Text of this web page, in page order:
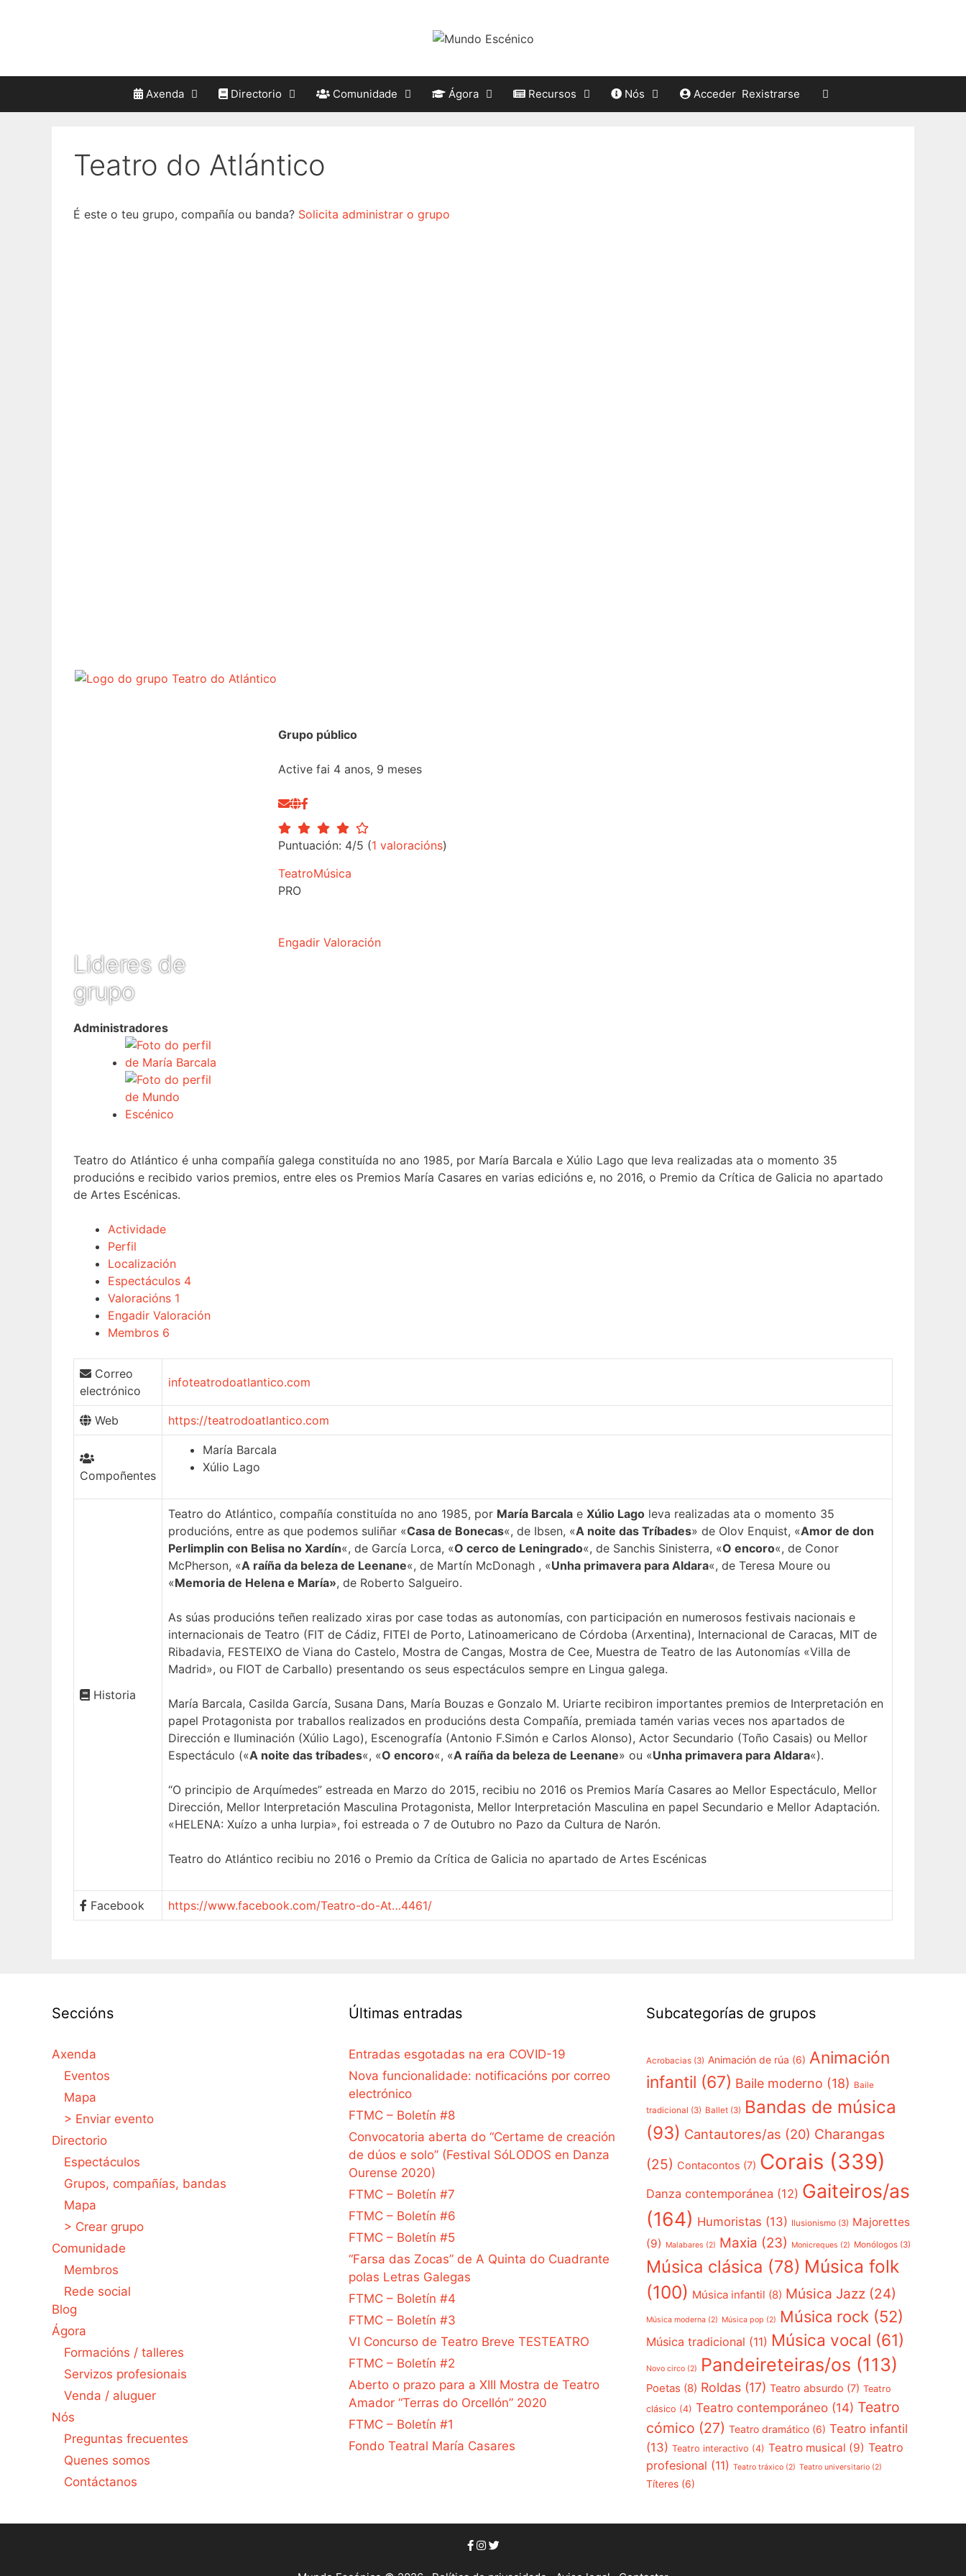
Axenda Directorio Comunidade Ágora Recursos Nós Acceder Rexistrarse
Teatro do Atlántico
É este o teu grupo, compañía ou banda? Solicita administrar o grupo
Grupo público
Active fai 4 anos, 9 meses
Puntuación: 4/5 (1 valoracións)
TeatroMúsica
PRO
Engadir Valoración
Lideres de
grupo
Administradores
Teatro do Atlántico é unha compañía galega constituída no ano 1985, por María Barcala e Xúlio Lago que leva realizadas ata o momento 35
producións e recibido varios premios, entre eles os Premios María Casares en varias edicións e, no 2016, o Premio da Crítica de Galicia no apartado
de Artes Escénicas.
Actividade
Perfil
Localización
Espectáculos 4
Valoracións 1
Engadir Valoración
Membros 6
Correo
electrónico
infoteatrodoatlantico.com
Web https://teatrodoatlantico.com
Compoñentes
María Barcala
Xúlio Lago
Historia
Teatro do Atlántico, compañía constituída no ano 1985, por María Barcala e Xúlio Lago leva realizadas ata o momento 35
producións, entre as que podemos suliñar «Casa de Bonecas«, de Ibsen, «A noite das Tríbades» de Olov Enquist, «Amor de don
Perlimplin con Belisa no Xardín«, de García Lorca, «O cerco de Leningrado«, de Sanchis Sinisterra, «O encoro«, de Conor
McPherson, «A raíña da beleza de Leenane«, de Martín McDonagh , «Unha primavera para Aldara«, de Teresa Moure ou
«Memoria de Helena e María», de Roberto Salgueiro.
As súas producións teñen realizado xiras por case todas as autonomías, con participación en numerosos festivais nacionais e
internacionais de Teatro (FIT de Cádiz, FITEI de Porto, Latinoamericano de Córdoba (Arxentina), Internacional de Caracas, MIT de
Ribadavia, FESTEIXO de Viana do Castelo, Mostra de Cangas, Mostra de Cee, Muestra de Teatro de las Autonomías «Villa de
Madrid», ou FIOT de Carballo) presentando os seus espectáculos sempre en Lingua galega.
María Barcala, Casilda García, Susana Dans, María Bouzas e Gonzalo M. Uriarte recibiron importantes premios de Interpretación en
papel Protagonista por traballos realizados en producións desta Compañía, premiada tamén varias veces nos apartados de
Dirección e Iluminación (Xúlio Lago), Escenografía (Antonio F.Simón e Carlos Alonso), Actor Secundario (Toño Casais) ou Mellor
Espectáculo («A noite das tríbades«, «O encoro«, «A raíña da beleza de Leenane» ou «Unha primavera para Aldara«).
“O principio de Arquímedes” estreada en Marzo do 2015, recibiu no 2016 os Premios María Casares ao Mellor Espectáculo, Mellor
Dirección, Mellor Interpretación Masculina Protagonista, Mellor Interpretación Masculina en papel Secundario e Mellor Adaptación.
«HELENA: Xuízo a unha lurpia», foi estreada o 7 de Outubro no Pazo da Cultura de Narón.
Teatro do Atlántico recibiu no 2016 o Premio da Crítica de Galicia no apartado de Artes Escénicas
Facebook https://www.facebook.com/Teatro-do-At…4461/
Seccións
Axenda
Eventos
Mapa
> Enviar evento
Directorio
Espectáculos
Grupos, compañías, bandas
Mapa
> Crear grupo
Comunidade
Membros
Rede social
Blog
Ágora
Formacións / talleres
Servizos profesionais
Venda / aluguer
Nós
Preguntas frecuentes
Quenes somos
Contáctanos
Últimas entradas
Entradas esgotadas na era COVID-19
Nova funcionalidade: notificacións por correo
electrónico
FTMC – Boletín #8
Convocatoria aberta do “Certame de creación
de dúos e solo” (Festival SóLODOS en Danza
Ourense 2020)
FTMC – Boletín #7
FTMC – Boletín #6
FTMC – Boletín #5
“Farsa das Zocas” de A Quinta do Cuadrante
polas Letras Galegas
FTMC – Boletín #4
FTMC – Boletín #3
VI Concurso de Teatro Breve TESTEATRO
FTMC – Boletín #2
Aberto o prazo para a XIII Mostra de Teatro
Amador “Terras do Orcellón” 2020
FTMC – Boletín #1
Fondo Teatral María Casares
Subcategorías de grupos
Acrobacias(3) Animación de rúa (6) Animación
infantil (67) Baile moderno (18) Baile
tradicional (3) Ballet(3) Bandas de música
(93) Cantautores/as (20) Charangas
(25) Contacontos (7) Corais (339)
Danza contemporánea (12) Gaiteiros/as
(164) Humoristas (13) Ilusionismo(3) Majorettes
(9)
Malabares (2) Maxia (23) Monicreques (2) Monólogos(3)
Música clásica (78) Música folk
(100) Música infantil (8) Música Jazz(24)
Música moderna(2) Música pop (2) Música rock (52)
Música tradicional (11) Música vocal (61)
Novo circo(2) Pandeireteiras/os (113)
Poetas (8) Roldas(17) Teatro absurdo (7) Teatro
clásico (4) Teatro contemporáneo(14) Teatro
cómico (27) Teatro dramático(6) Teatro infantil
(13) Teatro interactivo (4) Teatro musical (9) Teatro
profesional (11) Teatro tráxico(2) Teatro universitario(2)
Títeres(6)